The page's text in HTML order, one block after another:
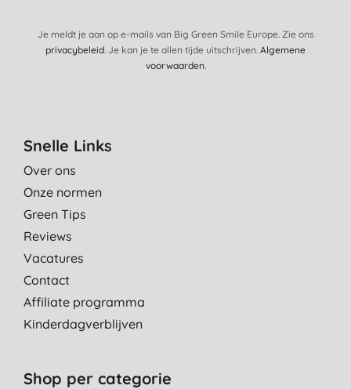
Je meldt je aan op e-mails van Big Green Smile Europe. Zie ons
privacybeleid. Je kan je te allen tijde uitschrijven. Algemene
voorwaarden.
Snelle Links
Over ons
Onze normen
Green Tips
Reviews
Vacatures
Contact
Affiliate programma
Kinderdagverblijven
Shop per categorie